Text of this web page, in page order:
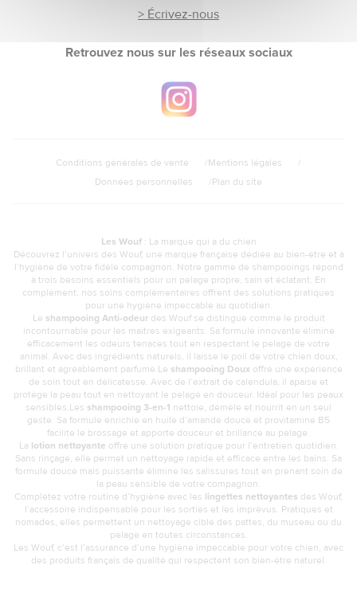
> Écrivez-nous
Retrouvez nous sur les réseaux sociaux
Conditions générales de vente
Mentions légales
Données personnelles
Plan du site
Les Wouf: La marque qui a du chien
Découvrez l’univers des Wouf, une marque française dédiée au bien-être et à
l’hygiène de votre fidèle compagnon. Notre gamme de shampooings répond
à trois besoins essentiels pour un pelage propre, sain et éclatant. En
complément, nos soins complémentaires offrent des solutions pratiques
pour une hygiène impeccable au quotidien.
Le shampooing Anti-odeurdes Wouf se distingue comme le produit
incontournable pour les maîtres exigeants. Sa formule innovante élimine
efficacement les odeurs tenaces tout en respectant le pelage de votre
animal. Avec des ingrédients naturels, il laisse le poil de votre chien doux,
brillant et agréablement parfumé.Le shampooing Douxoffre une expérience
de soin tout en délicatesse. Avec de l’extrait de calendula, il apaise et
protège la peau tout en nettoyant le pelage en douceur. Idéal pour les peaux
sensibles.Les shampooing 3-en-1 nettoie, démêle et nourrit en un seul
geste. Sa formule enrichie en huile d’amande douce et provitamine B5
facilite le brossage et apporte douceur et brillance au pelage.
La lotion nettoyante offre une solution pratique pour l’entretien quotidien.
Sans rinçage, elle permet un nettoyage rapide et efficace entre les bains. Sa
formule douce mais puissante élimine les salissures tout en prenant soin de
la peau sensible de votre compagnon.
Complétez votre routine d’hygiène avec les lingettes nettoyantes des Wouf,
l’accessoire indispensable pour les sorties et les imprévus. Pratiques et
nomades, elles permettent un nettoyage ciblé des pattes, du museau ou du
pelage en toutes circonstances.
Les Wouf, c’est l’assurance d’une hygiène impeccable pour votre chien, avec
des produits français de qualité qui respectent son bien-être naturel.